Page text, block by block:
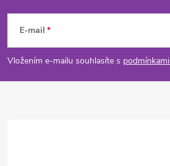
p
a
E-mail
Vložením e-mailu souhlasíte s